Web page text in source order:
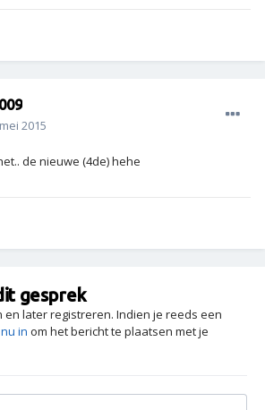
2015
de nieuwe (4de) hehe
gesprek
en later registreren. Indien je reeds een
in om het bericht te plaatsen met je